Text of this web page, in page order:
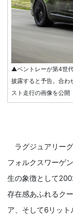
▲ベントレーが第4世
披露すると予告。合わ
スト走行の画像を公開
ラグジュアリー
フォルクスワーゲ
生の象徴として
存在感あふれるク
ア、そして6リッ